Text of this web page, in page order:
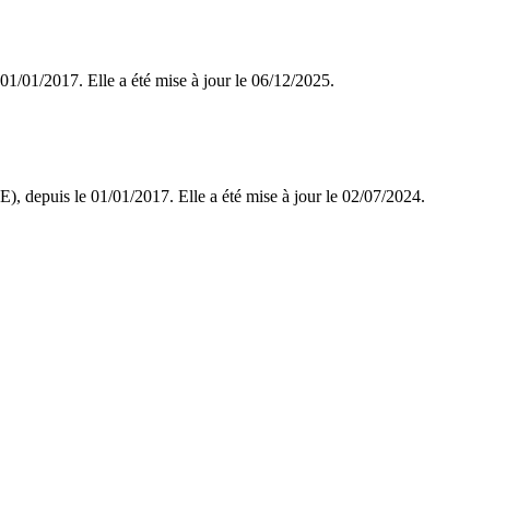
01/2017. Elle a été mise à jour le 06/12/2025.
depuis le 01/01/2017. Elle a été mise à jour le 02/07/2024.